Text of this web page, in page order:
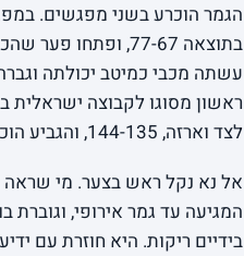
הגמר הוכרע בשני מפגשים.
בתוצאה 77-67,
ראשון מסוגו לקבוצה
לצד וארזה, 144-135, והגביע הוכרע לטובת האיטלקים.
אל נא נקל ראש בצער. מי
המגיעה עד גמר אירופי,
בידיים ריקות. היא חוזרת עם